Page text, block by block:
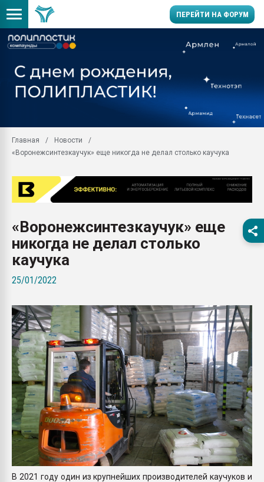
ПЕРЕЙТИ НА ФОРУМ
пластмасс
ситуацией на
Продам отходы
поликарбоната и АБС-
26.07.2022 "Сибирский
намного дороже
ПЕРЕЙТИ НА
Главная
Новости
«Воронежсинтезкаучук» еще никогда не делал столько каучука
«Воронежсинтезкаучук» еще
никогда не делал столько
каучука
25/01/2022
В 2021 году один из крупнейших производителей каучуков и